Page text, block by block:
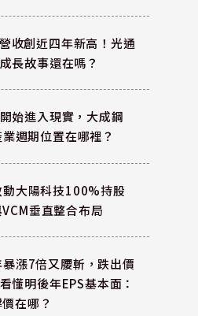
收創近四年新高！光通
長故事還在嗎？
始進入現實，大成鋼
週期位置在哪裡？
大陽科技100%持股
垂直整合布局
漲7倍又腰斬，跌出價
懂明後年EPS基本面：
在哪？